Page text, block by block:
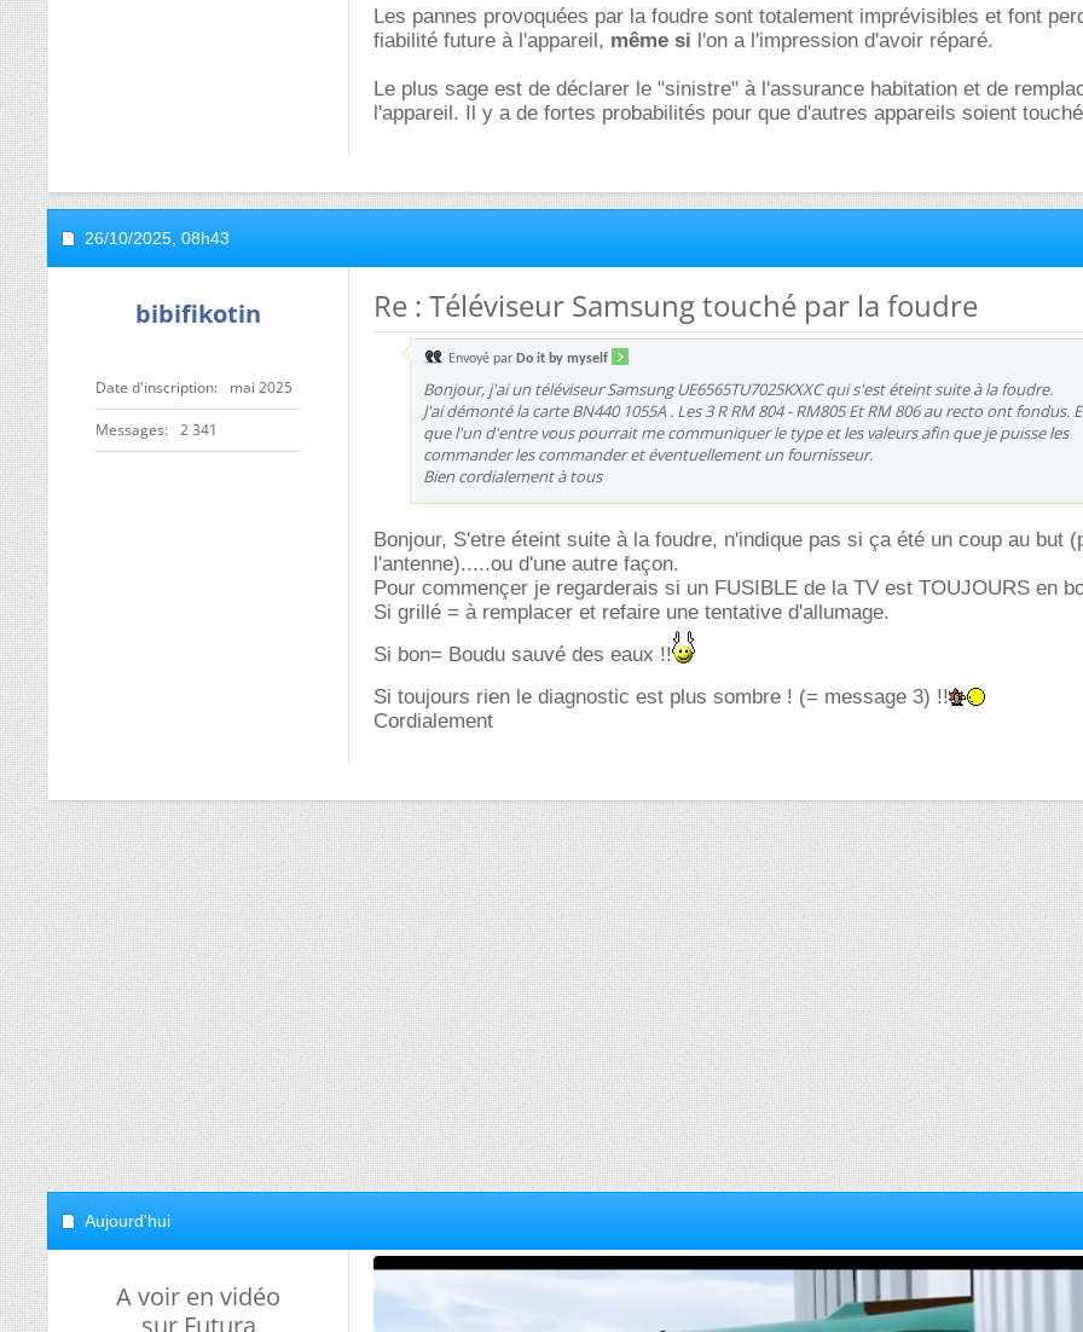
Les pannes provoquées par la foudre sont totalement imprévisibles et font
fiabilité future à l'appareil, même si l'on a l'impression d'avoir réparé.
Le plus sage est de déclarer le "sinistre" à l'assurance habitation et de
l'appareil. Il y a de fortes probabilités pour que d'autres appareils soient
26/10/2025, 08h43
bibifikotin
Date d'inscription mai 2025
Messages 2 341
Re : Téléviseur Samsung touché par la foudre
Envoyé par Do it by myself
Bonjour, j'ai un téléviseur Samsung UE6565TU7025KXXC qui s'est éteint suite à la foudre.
J'ai démonté la carte BN440 1055A . Les 3 R RM 804 - RM805 Et RM 806 au recto ont fondus.
que l'un d'entre vous pourrait me communiquer le type et les valeurs afin que je puisse les
commander les commander et éventuellement un fournisseur.
Bien cordialement à tous
Bonjour, S'etre éteint suite à la foudre, n'indique pas si ça été un coup au but
l'antenne).....ou d'une autre façon.
Pour commençer je regarderais si un FUSIBLE de la TV est TOUJOURS en
Si grillé = à remplacer et refaire une tentative d'allumage.
Si bon= Boudu sauvé des eaux !!
Si toujours rien le diagnostic est plus sombre ! (= message 3) !!
Cordialement
Aujourd'hui
A voir en vidéo
sur Futura